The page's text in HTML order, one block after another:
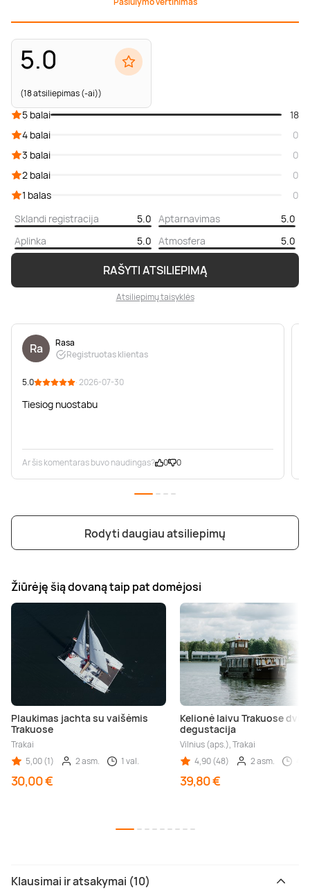
5.0
(18 atsiliepimas (-ai))
RAŠYTI ATSILIEPIMĄ
Atsiliepimų taisyklės
5 balai
18
4 balai
0
3 balai
0
2 balai
0
1 balas
0
Sklandi registracija
5.0 Aptarnavimas
5.0
Aplinka
5.0 Atmosfera 5.0
Ra
Rasa
Registruotas klientas
5.0 · 2026-07-30
Tiesiog nuostabu
Ar šis komentaras buvo naudingas? 0 0
Rodyti daugiau atsiliepimų
Žiūrėję šią dovaną taip pat domėjosi
Plaukimas jachta su vaišėmis
Trakuose
Trakai
5,00 (1)
2 asm. 1 val.
30,00 €
Kelionė laivu Trakuose
degustacija
Vilnius (aps.), Trakai
4,90 (48)
2 asm.
39,80 €
Klausimai ir atsakymai (10)